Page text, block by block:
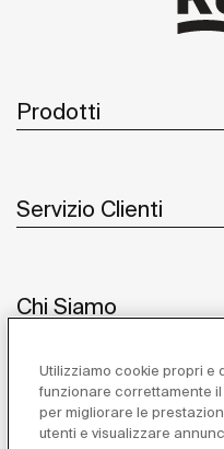
Prodotti
Servizio Clienti
Chi Siamo
Ispirazione
Utilizziamo cookie propri e
funzionare correttamente
per migliorare le
utenti e visualizzare